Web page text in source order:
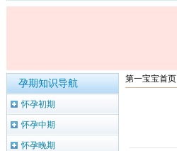
第一宝宝首页
孕期知识导航
怀孕初期
怀孕中期
怀孕晚期